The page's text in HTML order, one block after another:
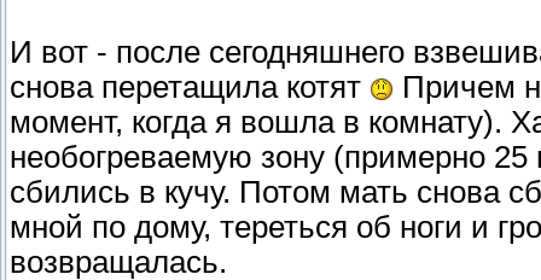
И вот - после сегодняшнего
снова перетащила котят
Причем
момент, когда я вошла в комнату).
необогреваемую зону (примерно 25
сбились в кучу. Потом мать снова
мной по дому, тереться об ноги и
возвращалась.